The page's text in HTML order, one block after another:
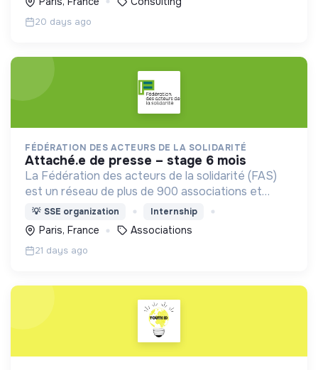
20 days ago
FÉDÉRATION DES ACTEURS DE LA SOLIDARITÉ
attaché.e de presse – stage 6 mois
La Fédération des acteurs de la solidarité (FAS)
est un réseau de plus de 900 associations et
structures qui accueillent et accompagnent les
personnes en situation de précarité.
💡 SSE organization Internship
Paris, France Associations
21 days ago